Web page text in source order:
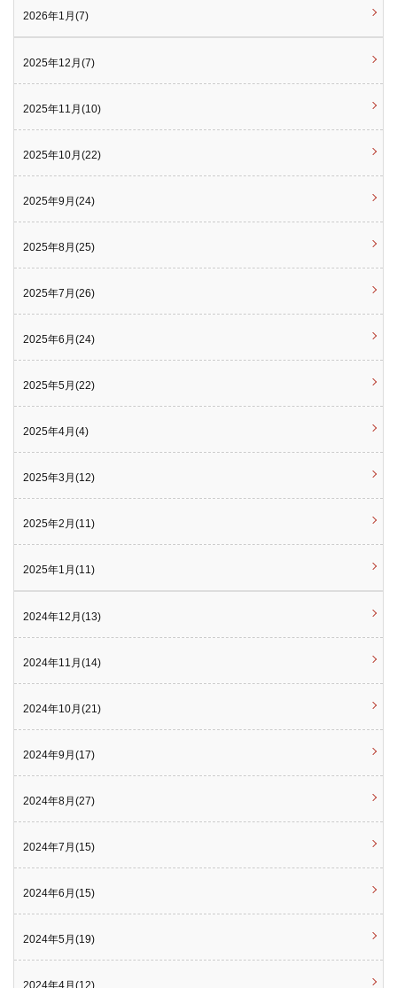
2026年1月(7)
2025年12月(7)
2025年11月(10)
2025年10月(22)
2025年9月(24)
2025年8月(25)
2025年7月(26)
2025年6月(24)
2025年5月(22)
2025年4月(4)
2025年3月(12)
2025年2月(11)
2025年1月(11)
2024年12月(13)
2024年11月(14)
2024年10月(21)
2024年9月(17)
2024年8月(27)
2024年7月(15)
2024年6月(15)
2024年5月(19)
2024年4月(12)